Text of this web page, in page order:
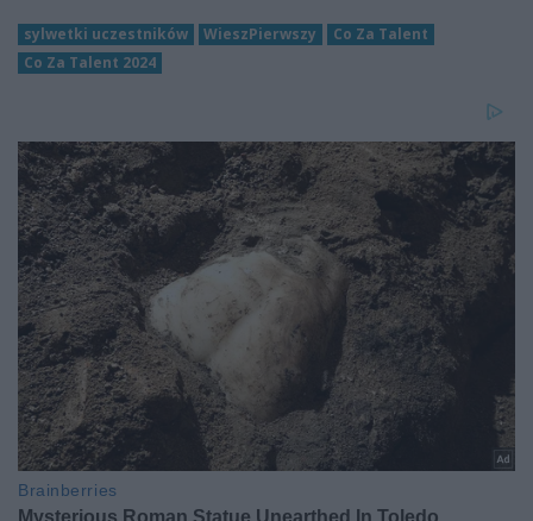
sylwetki uczestników WieszPierwszy
Co Za Talent
Co Za Talent 2024